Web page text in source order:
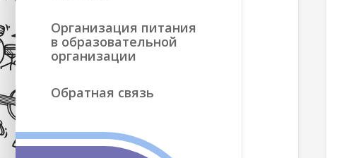
Организация питания
в образовательной
организации
Обратная связь